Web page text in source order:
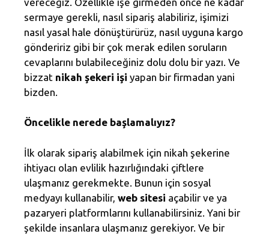
sermaye gerekli, nasıl sipariş alabiliriz, işimizi
nasıl yasal hale dönüştürürüz, nasıl uyguna kargo
göndeririz gibi bir çok merak edilen soruların
cevaplarını bulabileceğiniz dolu dolu bir yazı. Ve
bizzat nikah şekeri işi yapan bir firmadan yani
bizden.
Öncelikle nerede başlamalıyız?
İlk olarak sipariş alabilmek için nikah şekerine
ihtiyacı olan evlilik hazırlığındaki çiftlere
ulaşmanız gerekmekte. Bunun için sosyal
medyayı kullanabilir, web sitesi açabilir ve ya
pazaryeri platformlarını kullanabilirsiniz. Yani bir
şekilde insanlara ulaşmanız gerekiyor. Ve bir